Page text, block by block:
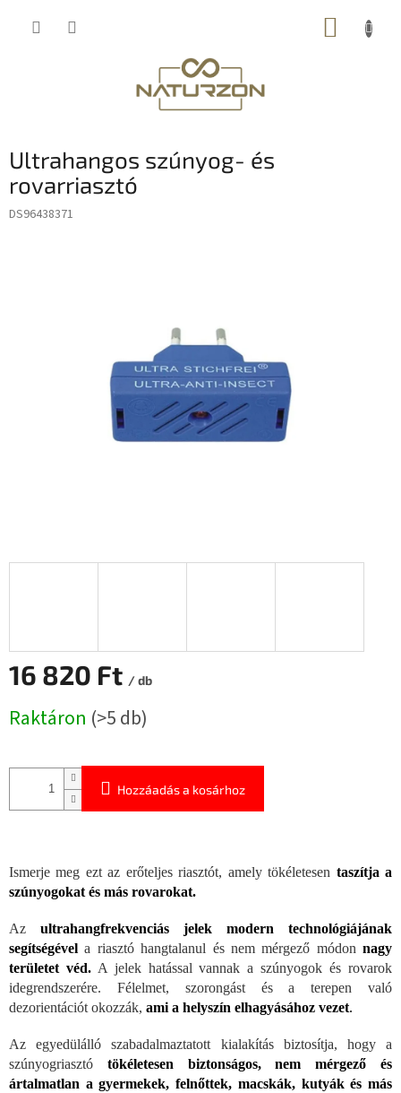
KOSÁR
Ultrahangos szúnyog- és
rovarriasztó
DS96438371
16 820 Ft / db
Raktáron (>5 db)
Hozzáadás a kosárhoz
Ismerje meg ezt az erőteljes riasztót, amely tökéletesen taszítja a
szúnyogokat és más rovarokat.
Az ultrahangfrekvenciás jelek modern technológiájának
segítségével a riasztó hangtalanul és nem mérgező módon nagy
területet véd.A jelek hatással vannak a szúnyogok és rovarok
idegrendszerére. Félelmet, szorongást és a terepen való
dezorientációt okozzák, ami a helyszín elhagyásához vezet.
Az egyedülálló szabadalmaztatott kialakítás biztosítja, hogy a
szúnyogriasztó tökéletesen biztonságos, nem mérgező és
ártalmatlan a gyermekek, felnőttek, macskák, kutyák és más